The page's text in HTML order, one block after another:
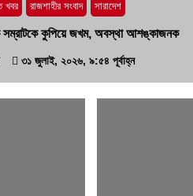
খবর রাজশাহীর সংবাদ সারাদেশ
সম্রাটকে কুপিয়ে জখম, অবস্থা আশঙ্কাজনক
৩১ জুলাই, ২০২৬, ৯:৫৪ পূর্বাহ্ন